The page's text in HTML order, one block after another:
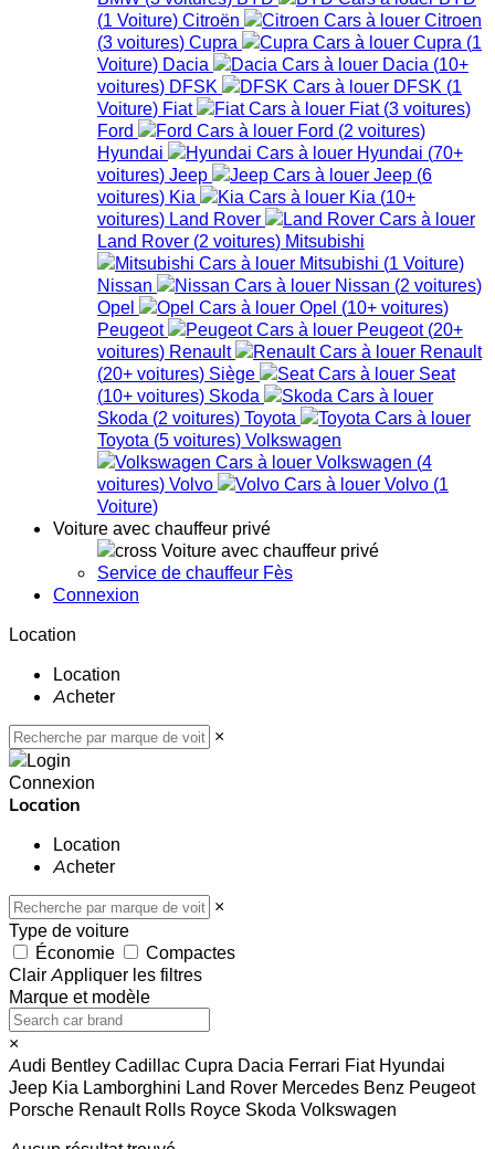
(1 Voiture) Citroën
Citroen
(3 voitures) Cupra Cupra (1
Voiture) Dacia Dacia (10+
voitures) DFSK DFSK (1
Voiture) Fiat Fiat (3 voitures)
Ford
Ford (2 voitures)
Hyundai
Hyundai (70+
voitures) Jeep Jeep (6
voitures) Kia Kia (10+
voitures) Land Rover
Land Rover (2 voitures) Mitsubishi
Mitsubishi (1 Voiture)
Nissan
Nissan (2 voitures)
Opel
Opel (10+ voitures)
Peugeot
Peugeot (20+
voitures) Renault
Renault
(20+ voitures) Siège
Seat
(10+ voitures) Skoda
Skoda (2 voitures) Toyota
Toyota (5 voitures) Volkswagen
Volkswagen (4
voitures) Volvo Volvo (1
Voiture)
Voiture avec chauffeur privé
Voiture avec chauffeur privé
Service de chauffeur Fès
Connexion
Location
Location
Acheter
×
Connexion
Location
Location
Acheter
×
Type de voiture
Économie
Compactes
Clair Appliquer les filtres
Marque et modèle
×
Audi Bentley Cadillac Cupra Dacia Ferrari Fiat Hyundai
Jeep Kia Lamborghini Land Rover Mercedes Benz Peugeot
Porsche Renault Rolls Royce Skoda Volkswagen